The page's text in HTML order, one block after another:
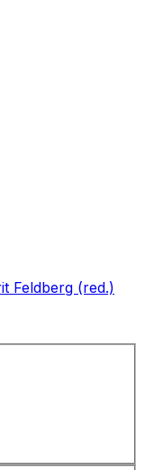
Feldberg (red.)